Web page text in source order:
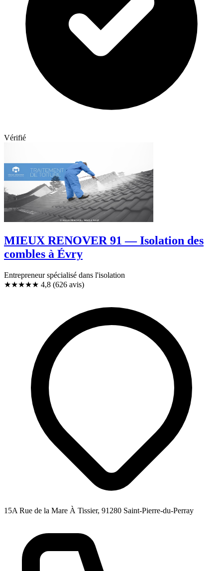
Vérifié
MIEUX RENOVER 91 — Isolation des
combles à Évry
Entrepreneur spécialisé dans l'isolation
★★★★★ 4,8 (626 avis)
15A Rue de la Mare À Tissier, 91280 Saint-Pierre-du-Perray